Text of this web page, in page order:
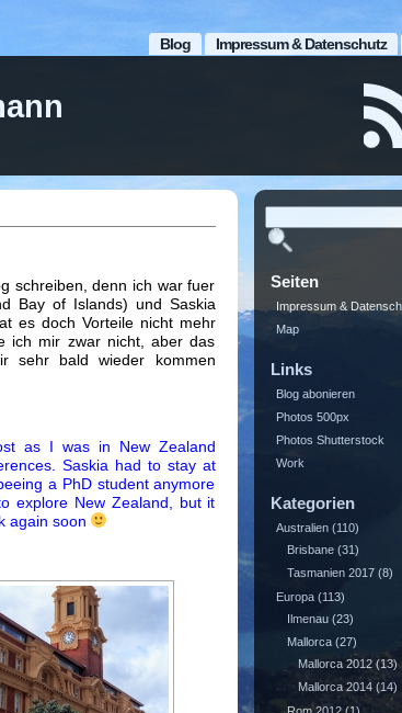
Impressum & Datenschutz
Blog
schreiben, denn ich war fuer
Bay of Islands) und Saskia
es doch Vorteile nicht mehr
ich mir zwar nicht, aber das
sehr bald wieder kommen
as I was in New Zealand
Saskia had to stay at
a PhD student anymore
explore New Zealand, but it
again soon
Seiten
Impressum &
Map
Links
Blog abonieren
Photos 500px
Photos Shutterstock
Work
Kategorien
Australien(110)
Brisbane(31)
Tasmanien 2017(8)
Europa(113)
Ilmenau(23)
Mallorca(27)
Mallorca 2012(13)
Mallorca 2014(14)